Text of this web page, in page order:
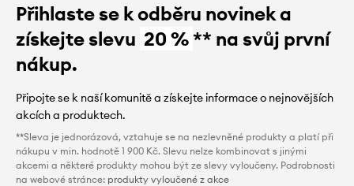
Přihlaste se k odběru novinek a
získejte slevu 20 %** na svůj první
nákup.
Připojte se k naší komunitě a získejte informace o nejnovějších
akcích a produktech.
**Sleva je jednorázová, vztahuje se na nezlevněné produkty a platí při
nákupu v min. hodnotě 1 900 Kč. Slevu nelze kombinovat s jinými
akcemi a některé produkty mohou být ze slevy vyloučeny. Podrobnosti
na webové stránce: produkty vyloučené z akce